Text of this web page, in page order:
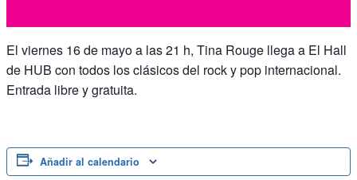
El viernes 16 de mayo a las 21 h, Tina Rouge llega a El Hall
de HUB con todos los clásicos del rock y pop internacional.
Entrada libre y gratuita.
Añadir al calendario